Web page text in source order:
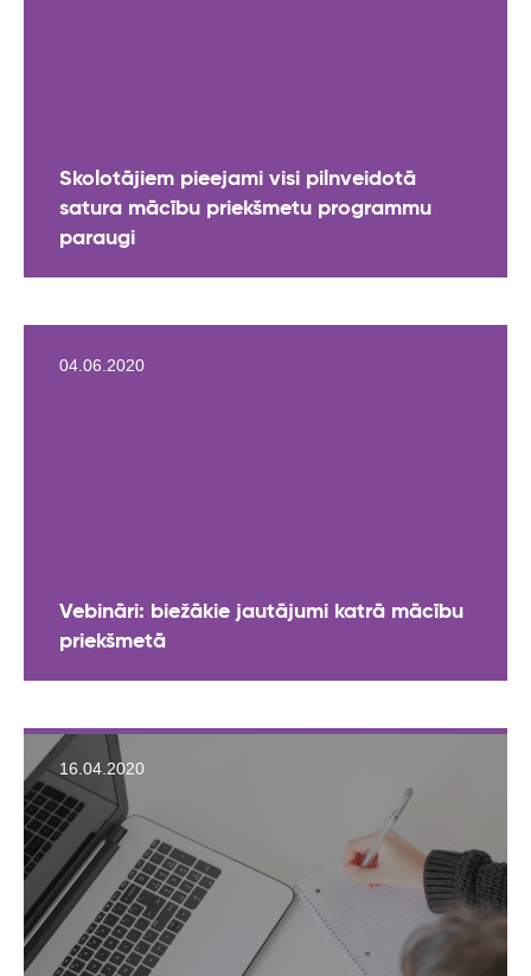
Skolotājiem pieejami visi pilnveidotā
satura mācību priekšmetu programmu
paraugi
04.06.2020
Vebināri: biežākie jautājumi katrā mācību
priekšmetā
16.04.2020